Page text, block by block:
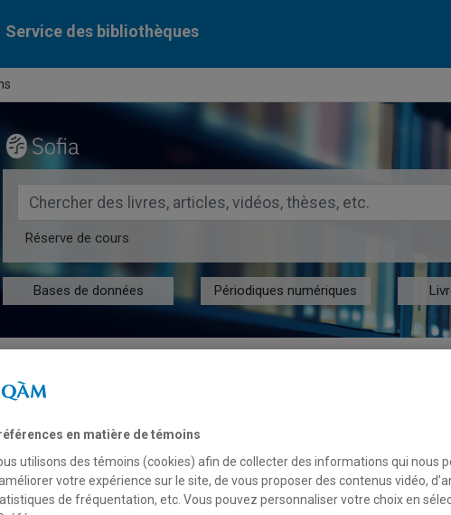
Service des bibliothèques
Rechercher dans le catalogue des bibliothèques de l'UQAM
Réserve de cours
Bases de données Périodiques numériques
Nouvelles acquisitions
Cette section présente une liste des acquisitions récentes. Mise à
documents numériques et imprimés ajoutés à nos collections au
en matière de témoins
utilisons des témoins (cookies) afin de collecter des informations qui nous
votre expérience sur le site, de vous proposer des contenus vidéo,
de fréquentation, etc. Vous pouvez personnaliser votre choix en